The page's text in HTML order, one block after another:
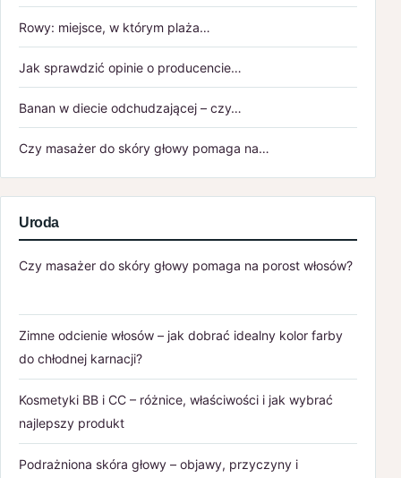
Rowy: miejsce, w którym plaża…
Jak sprawdzić opinie o producencie…
Banan w diecie odchudzającej – czy…
Czy masażer do skóry głowy pomaga na…
Uroda
Czy masażer do skóry głowy pomaga na porost włosów?
Zimne odcienie włosów – jak dobrać idealny kolor farby
do chłodnej karnacji?
Kosmetyki BB i CC – różnice, właściwości i jak wybrać
najlepszy produkt
Podrażniona skóra głowy – objawy, przyczyny i